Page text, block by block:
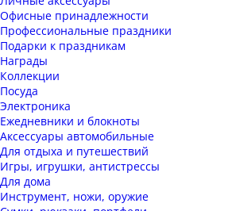
Офисные принадлежности
Профессиональные праздники
Подарки к праздникам
Награды
Коллекции
Посуда
Электроника
Ежедневники и блокноты
Аксессуары автомобильные
Для отдыха и путешествий
Игры, игрушки, антистрессы
Для дома
Инструмент, ножи, оружие